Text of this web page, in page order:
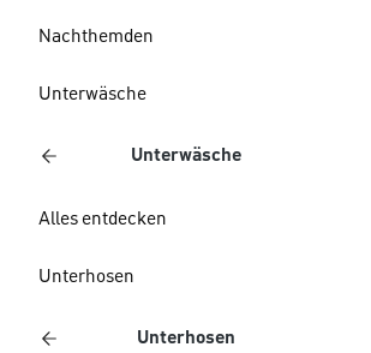
Nachthemden
Unterwäsche
Unterwäsche
Alles entdecken
Unterhosen
Unterhosen